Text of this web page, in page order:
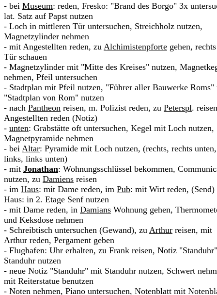
- bei Museum: reden, Fresko: "Brand des Borgo" 3x
lat. Satz auf Papst nutzen
- Loch in mittleren Tür untersuchen, Streichholz nutzen,
Magnetzylinder nehmen
- mit Angestellten reden, zu Alchimistenpforte gehen,
Tür schauen
- Magnetzylinder mit "Mitte des Kreises" nutzen,
nehmen, Pfeil untersuchen
- Stadtplan mit Pfeil nutzen, "Führer aller Bauwerke Roms"
"Stadtplan von Rom" nutzen
- nach Pantheon reisen, m. Polizist reden, zu Peterspl.
Angestellten reden (Notiz)
- unten: Grabstätte oft untersuchen, Kegel mit Loch nutzen,
Magnetpyramide nehmen
- bei Altar: Pyramide mit Loch nutzen, (rechts, rechts unten,
links, links unten)
- mit Jonathan: Wohnungsschlüssel bekommen,
nutzen, zu Damiens reisen
- im Haus: mit Dame reden, im Pub: mit Wirt reden,
Haus: in 2. Etage Senf nutzen
- mit Dame reden, in Damians Wohnung gehen,
und Keksdose nehmen
- Schreibtisch untersuchen (Gewand), zu Arthur reisen, mit
Arthur reden, Pergament geben
- Flughafen: Uhr erhalten, zu Frank reisen, Notiz
Standuhr nutzen
- neue Notiz "Standuhr" mit Standuhr nutzen, Schwert
mit Reiterstatue benutzen
- Noten nehmen, Piano untersuchen, Notenblatt mit